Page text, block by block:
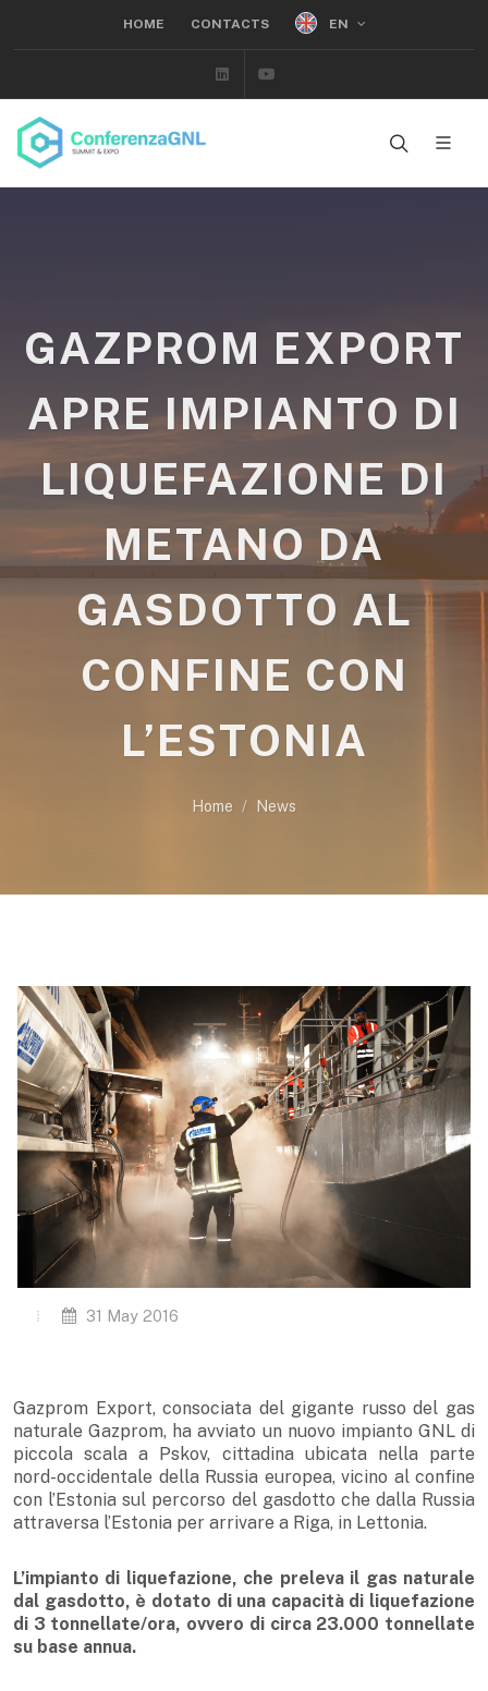
HOME CONTACTS EN
Linkedin
GAZPROM EXPORT
APRE IMPIANTO DI
LIQUEFAZIONE DI
METANO DA
GASDOTTO AL
CONFINE CON
L’ESTONIA
Home News
31 May 2016
Gazprom Export, consociata del gigante russo del gas
naturale Gazprom, ha avviato un nuovo impianto GNL di
piccola scala a Pskov, cittadina ubicata nella parte
nord-occidentale della Russia europea, vicino al confine
con l’Estonia sul percorso del gasdotto che dalla Russia
attraversa l’Estonia per arrivare a Riga, in Lettonia.
L’impianto di liquefazione, che preleva il gas naturale
dal gasdotto, è dotato di una capacità di liquefazione
di 3 tonnellate/ora, ovvero di circa 23.000 tonnellate
su base annua.